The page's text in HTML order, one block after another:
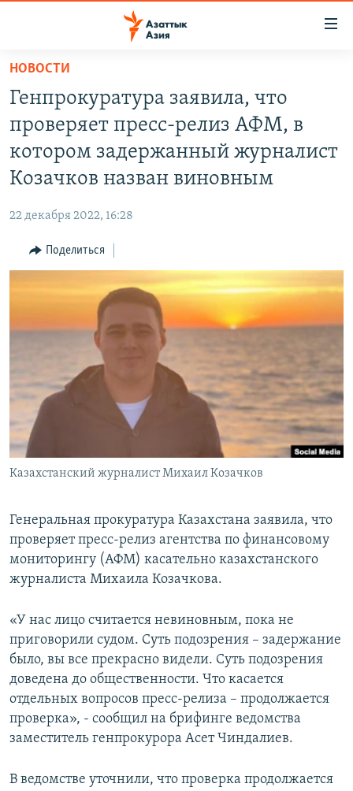
Вернуться
основному
содержанию
Вернутся
главной
Вернутся
поиску
КАЗАХСТАН
НОВОСТИ
ВОЙНА В УКРАИНЕ
НА ДРУГИХ ЯЗЫКАХ
КЫРГЫЗЧА
ЎЗБЕКЧА
ПОДПИШИТЕСЬ НА НАС В СОЦСЕТЯХ
Все сайты РСЕ/РС
НОВОСТИ
Генпрокуратура заявила, что
проверяет пресс-релиз АФМ, в
котором задержанный журналист
Козачков назван виновным
22 декабря 2022, 16:28
Поделиться
Казахстанский журналист Михаил Козачков
Генеральная прокуратура Казахстана заявила, что
проверяет пресс-релиз агентства по финансовому
мониторингу (АФМ) касательно казахстанского
журналиста Михаила Козачкова.
«У нас лицо считается невиновным, пока не
приговорили судом. Суть подозрения – задержание
было, вы все прекрасно видели. Суть подозрения
доведена до общественности. Что касается
отдельных вопросов пресс-релиза – продолжается
проверка», - сообщил на брифинге ведомства
заместитель генпрокурора Асет Чиндалиев.
В ведомстве уточнили, что проверка продолжается